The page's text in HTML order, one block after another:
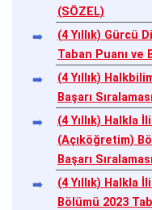
(SÖZEL)
(4 Yıllık) Gürcü
Taban Puanı ve
(4 Yıllık)
Başarı
(4 Yıllık) Halkla
(Açıköğretim)
Başarı
(4 Yıllık) Halkla
Bölümü 2023